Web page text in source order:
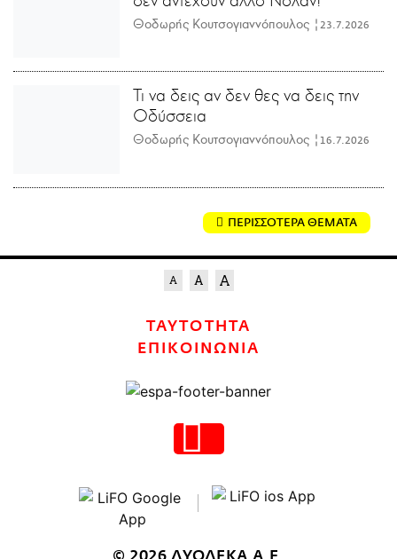
Θοδωρής Κουτσογιαννόπουλος | 23.7.2026
Τι να δεις αν δεν θες να δεις την
Οδύσσεια
Θοδωρής Κουτσογιαννόπουλος | 16.7.2026
ΠΕΡΙΣΣΟΤΕΡΑ ΘΕΜΑΤΑ
ΤΑΥΤΟΤΗΤΑ
ΕΠΙΚΟΙΝΩΝΙΑ